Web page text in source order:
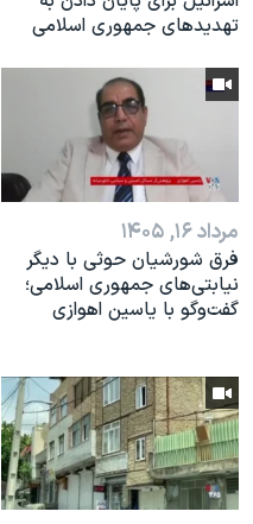
تهدیدهای جمهوری اسلامی
مرداد ۱۶, ۱۴۰۵
فرق شورشیان حوثی با دیگر
نیابتی‌های جمهوری اسلامی؛
گفت‌وگو با یاسین اهوازی